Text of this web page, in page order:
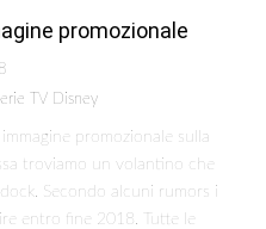
promozionale
TV Disney
promozionale sulla
troviamo un volantino che
Secondo alcuni rumors i
entro fine 2018. Tutte le